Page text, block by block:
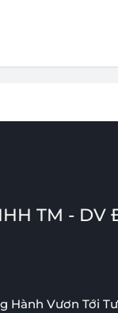
TM - DV
Hành Vươn Tới